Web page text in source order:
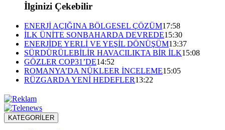
İlginizi Çekebilir
ENERJİ AÇIĞINA BÖLGESEL ÇÖZÜM17:58
İLK ÜNİTE SONBAHARDA DEVREDE15:30
ENERJİDE YERLİ VE YEŞİL DÖNÜŞÜM13:37
SÜRDÜRÜLEBİLİR HAVACILIKTA BİR İLK15:08
GÖZLER COP31’DE14:52
ROMANYA’DA NÜKLEER İNCELEME15:05
RÜZGARDA YENİ HEDEFLER13:22
KATEGORİLER